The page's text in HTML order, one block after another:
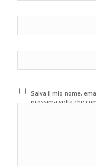
Salva il mio nome,
prossima volta che